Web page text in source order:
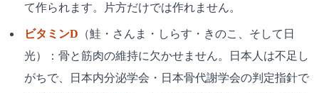
て作られます。片方だけでは作れません。
ビタミンD （鮭・さんま・しらす・きのこ、そして日
光）：骨と筋肉の維持に欠かせません。日本人は不足し
がちで、日本内分泌学会・日本骨代謝学会の判定指針で